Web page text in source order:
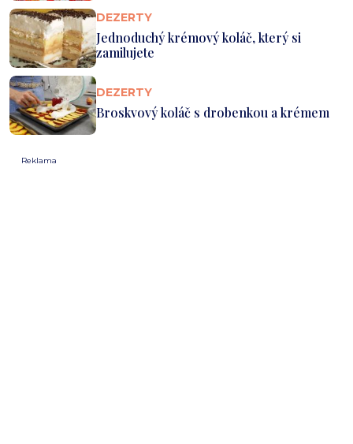
DEZERTY
Jednoduchý krémový koláč, který si
zamilujete
DEZERTY
Broskvový koláč s drobenkou a krémem
Reklama